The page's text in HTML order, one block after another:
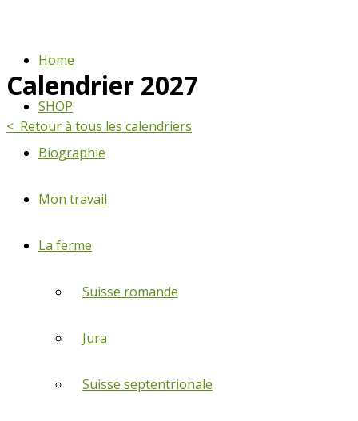
Home
SHOP
Biographie
Mon travail
La ferme
Suisse romande
Jura
Suisse septentrionale
Calendrier 2027
< Retour à tous les calendriers